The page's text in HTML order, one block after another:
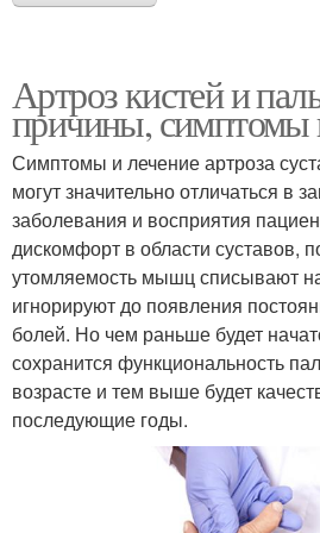
Артроз кистей и
причины, симптомы
Симптомы и лечение артроза
могут значительно отличаться в
заболевания и восприятия
дискомфорт в области суставов,
утомляемость мышц списывают
игнорируют до появления
болей. Но чем раньше будет
сохранится функциональность
возрасте и тем выше будет
последующие годы.